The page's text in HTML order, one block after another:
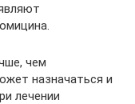
чем
назначаться и
лечении